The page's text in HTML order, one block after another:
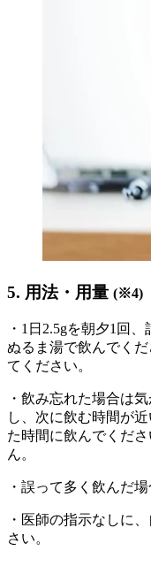
5. 用法・用量 (※4)
・ 1日2.5gを朝夕1回
ぬるま湯で飲んでくだ
てください。
・飲み忘れた場合は
し、次に飲む時間が
た時間に飲んでくだ
ん。
・誤って多く飲んだ
・医師の指示なしに
さい。